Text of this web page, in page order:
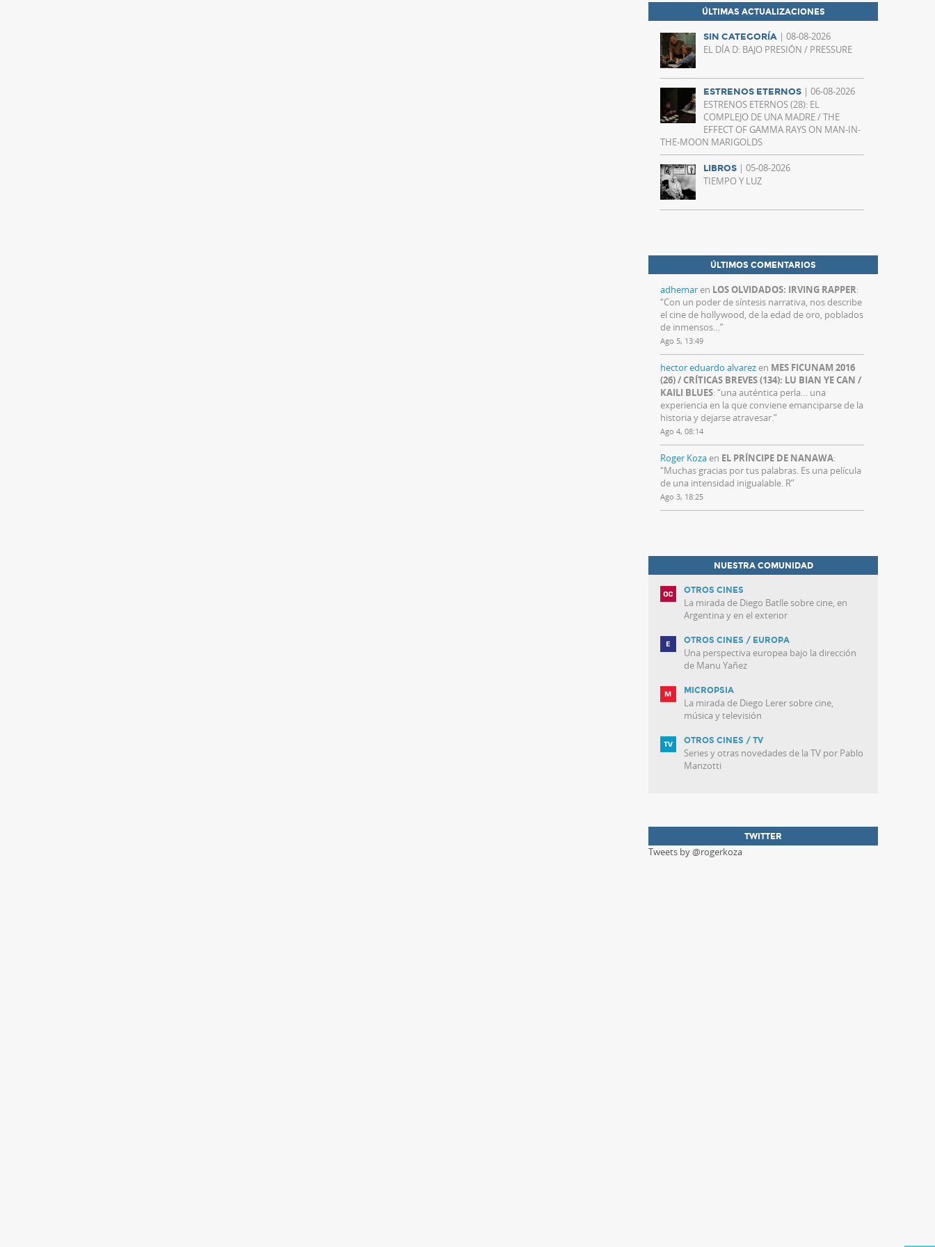
ÚLTIMAS ACTUALIZACIONES
SIN CATEGORÍA | 08-08-2026
EL DÍA D: BAJO PRESIÓN / PRESSURE
ESTRENOS ETERNOS | 06-08-2026
ESTRENOS ETERNOS (28): EL
COMPLEJO DE UNA MADRE / THE
EFFECT OF GAMMA RAYS ON MAN-IN-
THE-MOON MARIGOLDS
LIBROS | 05-08-2026
TIEMPO Y LUZ
ÚLTIMOS COMENTARIOS
adhemaren LOS OLVIDADOS: IRVING RAPPER:
“Con un poder de síntesis narrativa, nos describe
el cine de hollywood, de la edad de oro, poblados
de inmensos…”
Ago 5, 13:49
hector eduardo alvarezen MES FICUNAM 2016
(26) / CRÍTICAS BREVES (134): LU BIAN YE CAN /
KAILI BLUES: “una auténtica perla… una
experiencia en la que conviene emanciparse de la
historia y dejarse atravesar.”
Ago 4, 08:14
Roger Kozaen EL PRÍNCIPE DE NANAWA:
“Muchas gracias por tus palabras. Es una película
de una intensidad inigualable. R”
Ago 3, 18:25
NUESTRA COMUNIDAD
OTROS CINES
La mirada de Diego Batlle sobre cine, en
Argentina y en el exterior
OTROS CINES / EUROPA
Una perspectiva europea bajo la dirección
de Manu Yañez
MICROPSIA
La mirada de Diego Lerer sobre cine,
música y televisión
OTROS CINES / TV
Series y otras novedades de la TV por Pablo
Manzotti
TWITTER
Tweets by @rogerkoza